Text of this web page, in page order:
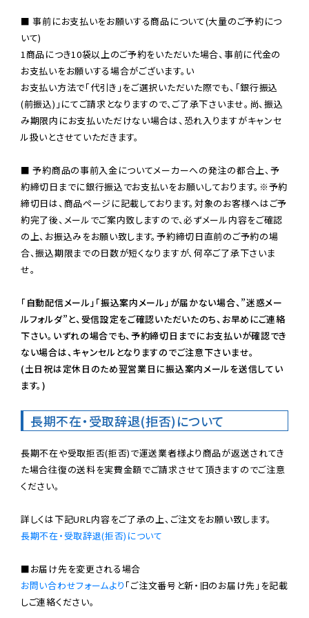
■ 事前にお支払いをお願いする商品について(大量のご予約につ
いて)
1商品につき10袋以上のご予約をいただいた場合、事前に代金の
お支払いをお願いする場合がございます。い
お支払い方法で「代引き」をご選択いただいた際でも、「銀行振込
(前振込)」にてご請求となりますので、ご了承下さいませ。尚、振込
み期限内にお支払いただけない場合は、恐れ入りますがキャンセ
ル扱いとさせていただきます。
■ 予約商品の事前入金についてメーカーへの発注の都合上、予
約締切日までに銀行振込でお支払いをお願いしております。※予約
締切日は、商品ページに記載しております。対象のお客様へはご予
約完了後、メールでご案内致しますので、必ずメール内容をご確認
の上、お振込みをお願い致します。予約締切日直前のご予約の場
合、振込期限までの日数が短くなりますが、何卒ご了承下さいま
せ。
「自動配信メール」「振込案内メール」が届かない場合、”迷惑メー
ルフォルダ”と、受信設定をご確認いただいたのち、お早めにご連絡
下さい。いずれの場合でも、予約締切日までにお支払いが確認でき
ない場合は、キャンセルとなりますのでご注意下さいませ。
(土日祝は定休日のため翌営業日に振込案内メールを送信してい
ます。)
長期不在・受取辞退(拒否)について
長期不在や受取拒否(拒否)で運送業者様より商品が返送されてき
た場合往復の送料を実費金額でご請求させて頂きますのでご注意
ください。
長期不在・受取辞退(拒否)について
お問い合わせフォームより 「ご注文番号と新・旧のお届け先」を記載
しご連絡ください。